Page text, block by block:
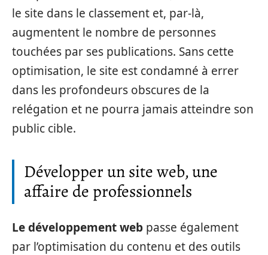
le site dans le classement et, par-là,
augmentent le nombre de personnes
touchées par ses publications. Sans cette
optimisation, le site est condamné à errer
dans les profondeurs obscures de la
relégation et ne pourra jamais atteindre son
public cible.
Développer un site web, une
affaire de professionnels
Le développement web passe également
par l’optimisation du contenu et des outils